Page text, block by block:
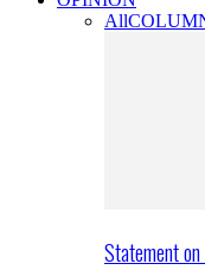
All
Statement